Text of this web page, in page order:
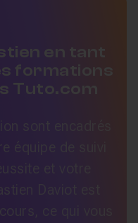
en tant
formations
Tuto.com
sont encadrés
équipe de suivi
et votre
Daviot est
ce qui vous